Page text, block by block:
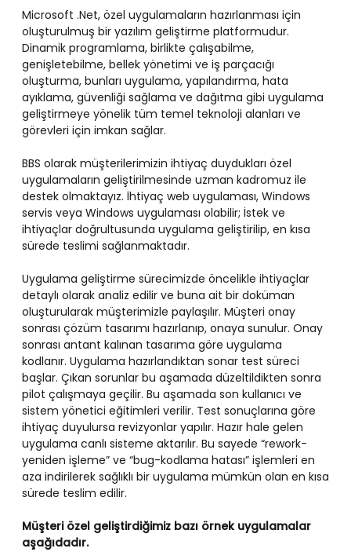
Microsoft .Net, özel uygulamaların hazırlanması için
oluşturulmuş bir yazılım geliştirme platformudur.
Dinamik programlama, birlikte çalışabilme,
genişletebilme, bellek yönetimi ve iş parçacığı
oluşturma, bunları uygulama, yapılandırma, hata
ayıklama, güvenliği sağlama ve dağıtma gibi uygulama
geliştirmeye yönelik tüm temel teknoloji alanları ve
görevleri için imkan sağlar.
BBS olarak müşterilerimizin ihtiyaç duydukları özel
uygulamaların geliştirilmesinde uzman kadromuz ile
destek olmaktayız. İhtiyaç web uygulaması, Windows
servis veya Windows uygulaması olabilir; İstek ve
ihtiyaçlar doğrultusunda uygulama geliştirilip, en kısa
sürede teslimi sağlanmaktadır.
Uygulama geliştirme sürecimizde öncelikle ihtiyaçlar
detaylı olarak analiz edilir ve buna ait bir doküman
oluşturularak müşterimizle paylaşılır. Müşteri onay
sonrası çözüm tasarımı hazırlanıp, onaya sunulur. Onay
sonrası antant kalınan tasarıma göre uygulama
kodlanır. Uygulama hazırlandıktan sonar test süreci
başlar. Çıkan sorunlar bu aşamada düzeltildikten sonra
pilot çalışmaya geçilir. Bu aşamada son kullanıcı ve
sistem yönetici eğitimleri verilir. Test sonuçlarına göre
ihtiyaç duyulursa revizyonlar yapılır. Hazır hale gelen
uygulama canlı sisteme aktarılır. Bu sayede “rework-
yeniden işleme” ve “bug-kodlama hatası” işlemleri en
aza indirilerek sağlıklı bir uygulama mümkün olan en kısa
sürede teslim edilir.
Müşteri özel geliştirdiğimiz bazı örnek uygulamalar
aşağıdadır.